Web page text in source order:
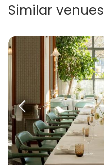
Similar venues